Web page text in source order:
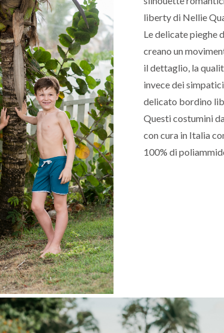
liberty di Nellie
Le delicate pieghe
creano un
il dettaglio, la
invece dei
delicato bordino
Questi costumini
con cura in Italia
100% di